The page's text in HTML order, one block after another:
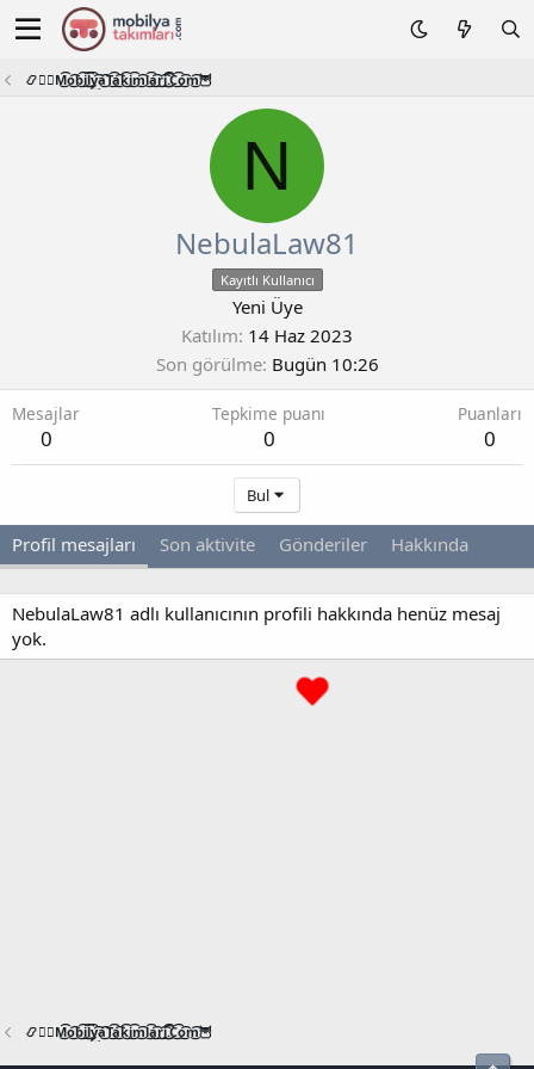
📿🧙‍♂️M͜͡o͜͡b͜͡i͜͡l͜͡y͜͡a͜͡T͜͡a͜͡k͜͡i͜͡m͜͡l͜͡a͜͡r͜͡i͜͡.͜͡C͜͡o͜͡m͜͡🦉
N
NebulaLaw81
Kayıtlı Kullanıcı
Yeni Üye
Katılım 14 Haz 2023
Son görülme Bugün 10:26
Mesajlar
0
Tepkime puanı
0
Puanları
0
Bul
Profil mesajları Son aktivite Gönderiler Hakkında
NebulaLaw81 adlı kullanıcının profili hakkında henüz mesaj
yok.
📿🧙‍♂️M͜͡o͜͡b͜͡i͜͡l͜͡y͜͡a͜͡T͜͡a͜͡k͜͡i͜͡m͜͡l͜͡a͜͡r͜͡i͜͡.͜͡C͜͡o͜͡m͜͡🦉